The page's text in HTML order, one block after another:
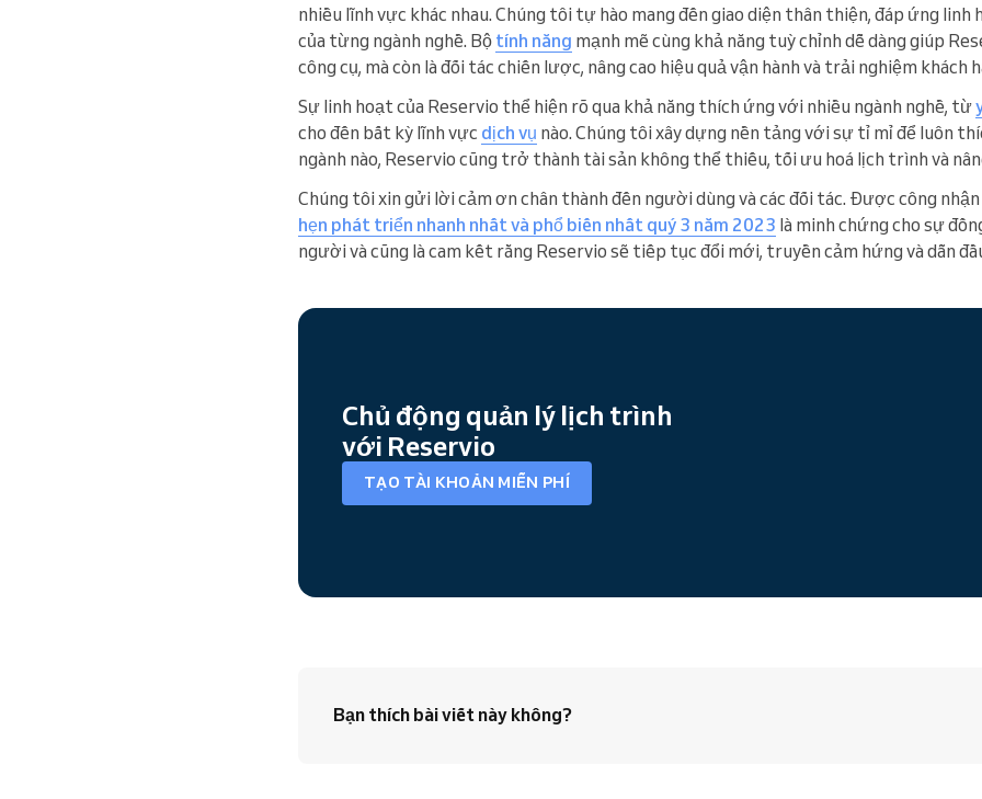
nhiều lĩnh vực khác nhau. Chúng tôi tự hào mang đến giao diện thân thiện, đáp ứng
của từng ngành nghề. Bộ tính năng mạnh mẽ cùng khả năng tuỳ chỉnh dễ dàng giúp
công cụ, mà còn là đối tác chiến lược, nâng cao hiệu quả vận hành và trải nghiệm khách
Sự linh hoạt của Reservio thể hiện rõ qua khả năng thích ứng với nhiều ngành nghề, từ
cho đến bất kỳ lĩnh vực dịch vụ nào. Chúng tôi xây dựng nền tảng với sự tỉ mỉ để luôn
ngành nào, Reservio cũng trở thành tài sản không thể thiếu, tối ưu hoá lịch trình và
Chúng tôi xin gửi lời cảm ơn chân thành đến người dùng và các đối tác. Được công nhận
hẹn phát triển nhanh nhất và phổ biến nhất quý 3 năm 2023 là minh chứng cho sự
người và cũng là cam kết rằng Reservio sẽ tiếp tục đổi mới, truyền cảm hứng và dẫn
Chủ động quản lý lịch trình
với Reservio
TẠO TÀI KHOẢN MIỄN PHÍ
Bạn thích bài viết này không?